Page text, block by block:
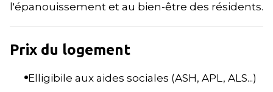
l'épanouissement et au bien-être des résidents.
Prix du logement
Elligibile aux aides sociales (ASH, APL, ALS...)